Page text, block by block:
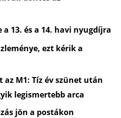
13. és a 14. havi nyugdíjra
ezt kérik a
M1: Tíz év szünet után
legismertebb arca
jön a postákon